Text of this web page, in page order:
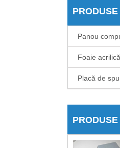
PRODUSE
Panou
Foaie acrilică
Placă de
PRODUSE